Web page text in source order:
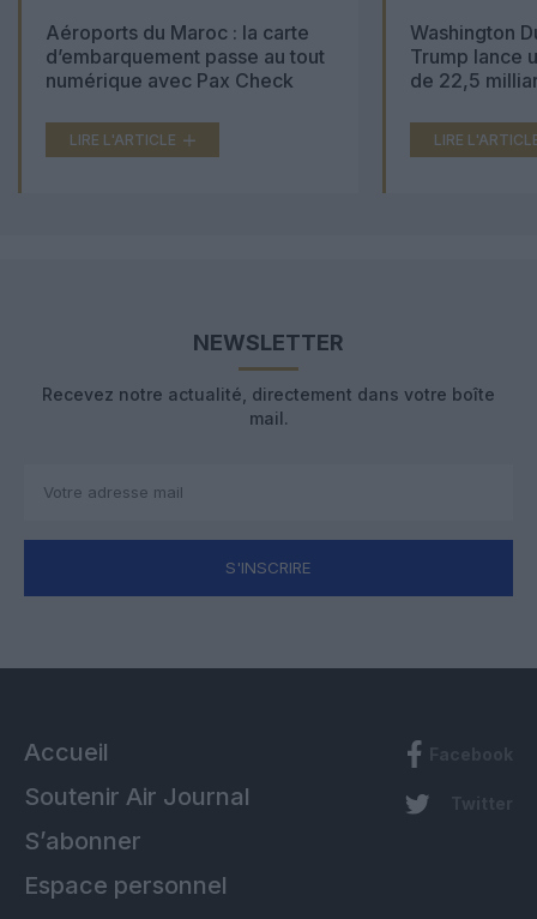
Aéroports du Maroc : la carte
d’embarquement passe au tout
numérique avec Pax Check
LIRE L'ARTICLE
Washington
Trump lance
de 22,5
LIRE
NEWSLETTER
Recevez notre actualité, directement dans votre boîte
mail.
S'INSCRIRE
Accueil
Soutenir Air Journal
S’abonner
Espace personnel